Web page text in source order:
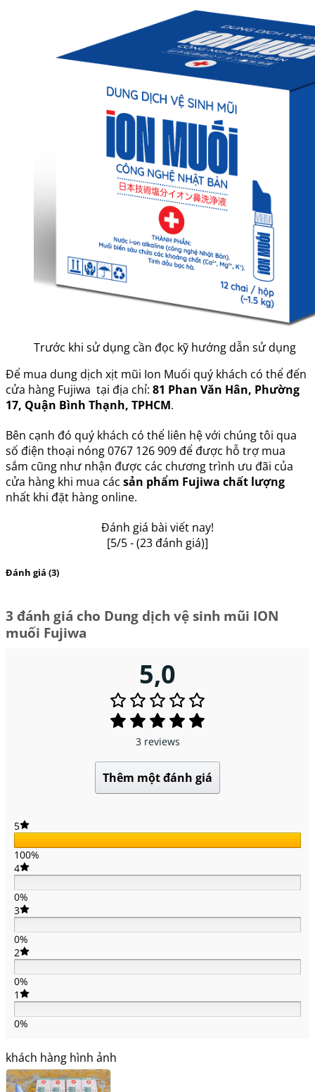
Trước khi sử dụng cần đọc kỹ hướng dẫn sử dụng
Để mua dung dịch xịt mũi Ion Muối quý khách có thể đến
cửa hàng Fujiwa tại địa chỉ: 81 Phan Văn Hân, Phường
17, Quận Bình Thạnh, TPHCM.
Bên cạnh đó quý khách có thể liên hệ với chúng tôi qua
số điện thoại nóng 0767 126 909 để được hỗ trợ mua
sắm cũng như nhận được các chương trình ưu đãi của
cửa hàng khi mua các sản phẩm Fujiwa chất lượng
nhất khi đặt hàng online.
Đánh giá bài viết nay!
[5/5 - (23đánh giá)]
Đánh giá (3)
3 đánh giá cho Dung dịch vệ sinh mũi ION
muối Fujiwa
5,0
3 reviews
Thêm một đánh giá
5
100%
4
0%
3
0%
2
0%
1
0%
khách hàng hình ảnh